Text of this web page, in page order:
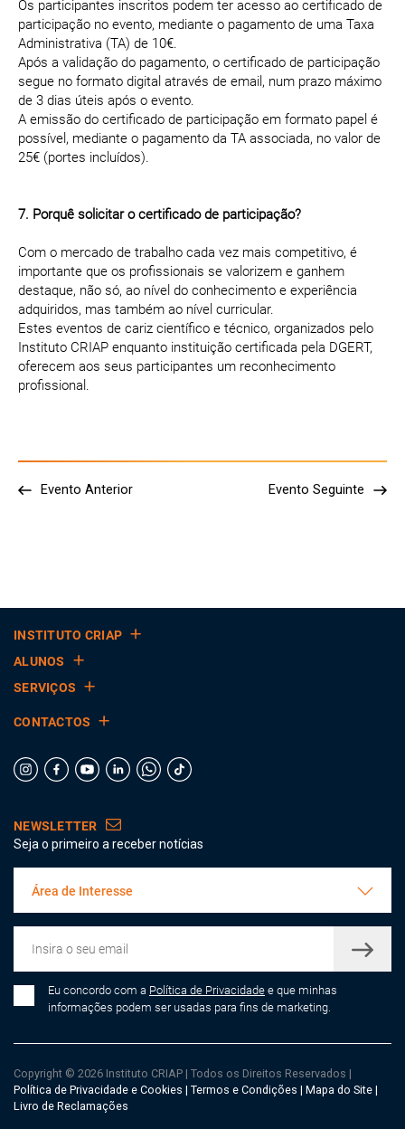
Os participantes inscritos podem ter acesso ao certificado de
participação no evento, mediante o pagamento de uma Taxa
Administrativa (TA) de 10€.
Após a validação do pagamento, o certificado de participação
segue no formato digital através de email, num prazo máximo
de 3 dias úteis após o evento.
A emissão do certificado de participação em formato papel é
possível, mediante o pagamento da TA associada, no valor de
25€ (portes incluídos).
7. Porquê solicitar o certificado de participação?
Com o mercado de trabalho cada vez mais competitivo, é
importante que os profissionais se valorizem e ganhem
destaque, não só, ao nível do conhecimento e experiência
adquiridos, mas também ao nível curricular.
Estes eventos de cariz científico e técnico, organizados pelo
Instituto CRIAP enquanto instituição certificada pela DGERT,
oferecem aos seus participantes um reconhecimento
profissional.
Evento Anterior Evento Seguinte
INSTITUTO CRIAP
ALUNOS
SERVIÇOS
CONTACTOS
NEWSLETTER
Seja o primeiro a receber notícias
Área de Interesse
Eu concordo com a Política de Privacidade e que minhas
informações podem ser usadas para fins de marketing.
Copyright © 2026 Instituto CRIAP | Todos os Direitos Reservados |
Política de Privacidade e Cookies | Termos e Condições | Mapa do Site |
Livro de Reclamações